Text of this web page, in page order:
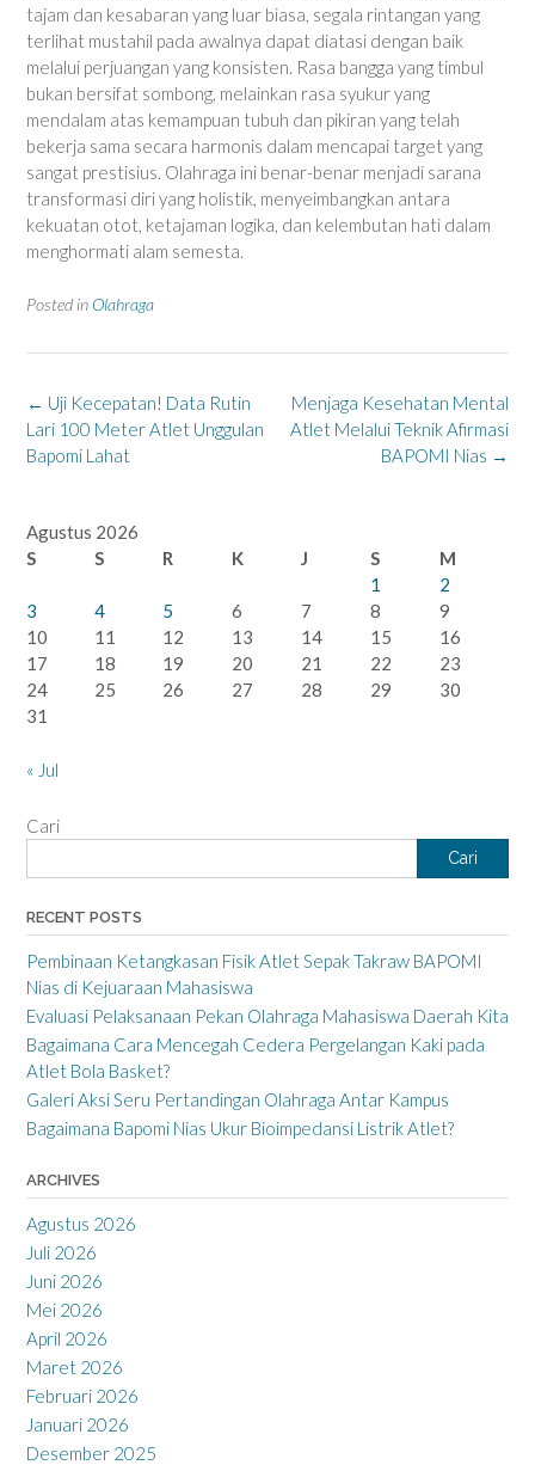
tajam dan kesabaran yang luar biasa, segala rintangan yang
terlihat mustahil pada awalnya dapat diatasi dengan baik
melalui perjuangan yang konsisten. Rasa bangga yang timbul
bukan bersifat sombong, melainkan rasa syukur yang
mendalam atas kemampuan tubuh dan pikiran yang telah
bekerja sama secara harmonis dalam mencapai target yang
sangat prestisius. Olahraga ini benar-benar menjadi sarana
transformasi diri yang holistik, menyeimbangkan antara
kekuatan otot, ketajaman logika, dan kelembutan hati dalam
menghormati alam semesta.
Posted in Olahraga
Post
navigation
Menjaga Kesehatan Mental
Atlet Melalui Teknik Afirmasi
BAPOMI Nias →
← Uji Kecepatan! Data Rutin
Lari 100 Meter Atlet Unggulan
Bapomi Lahat
Agustus 2026
S
S R K J S
M
1
2
3
4 5 6 7 8
9
10
11 12 13 14 15
16
17
18 19 20 21 22
23
24
25 26 27 28 29
30
31
« Jul
Cari
Cari
RECENT POSTS
Pembinaan Ketangkasan Fisik Atlet Sepak Takraw BAPOMI
Nias di Kejuaraan Mahasiswa
Evaluasi Pelaksanaan Pekan Olahraga Mahasiswa Daerah Kita
Bagaimana Cara Mencegah Cedera Pergelangan Kaki pada
Atlet Bola Basket?
Galeri Aksi Seru Pertandingan Olahraga Antar Kampus
Bagaimana Bapomi Nias Ukur Bioimpedansi Listrik Atlet?
ARCHIVES
Agustus 2026
Juli 2026
Juni 2026
Mei 2026
April 2026
Maret 2026
Februari 2026
Januari 2026
Desember 2025